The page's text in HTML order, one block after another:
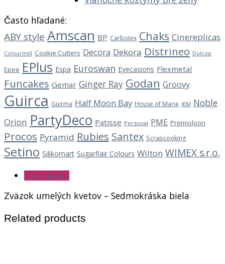
Často hľadané:
ABY style Amscan BP Carbotex Chaks Cinereplicas
Colourmill Cookie Cutters Decora Dekora Distrineo Dulcop
Epee EPlus Espa Euroswan Eyecasions Flexmetal
Funcakes Gemar Ginger Ray Godan Groovy
Guirca Guirma Half Moon Bay House of Marie JEM Noble
Orion PartyDeco Patisse Personal PME Premioloon
Procos Pyramid Rubies Santex Scrapcooking
Setino Silikomart Sugarflair Colours Wilton WIMEX s.r.o.
Description
Zväzok umelých kvetov – Sedmokráska biela
Related products